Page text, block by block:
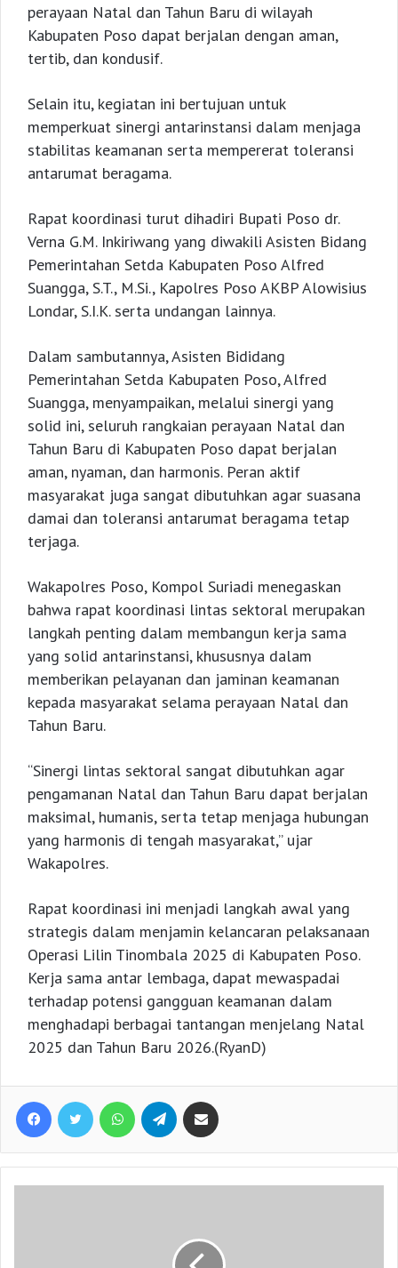
perayaan Natal dan Tahun Baru di wilayah
Kabupaten Poso dapat berjalan dengan aman,
tertib, dan kondusif.
Selain itu, kegiatan ini bertujuan untuk
memperkuat sinergi antarinstansi dalam menjaga
stabilitas keamanan serta mempererat toleransi
antarumat beragama.
Rapat koordinasi turut dihadiri Bupati Poso dr.
Verna G.M. Inkiriwang yang diwakili Asisten Bidang
Pemerintahan Setda Kabupaten Poso Alfred
Suangga, S.T., M.Si., Kapolres Poso AKBP Alowisius
Londar, S.I.K. serta undangan lainnya.
Dalam sambutannya, Asisten Bididang
Pemerintahan Setda Kabupaten Poso, Alfred
Suangga, menyampaikan, melalui sinergi yang
solid ini, seluruh rangkaian perayaan Natal dan
Tahun Baru di Kabupaten Poso dapat berjalan
aman, nyaman, dan harmonis. Peran aktif
masyarakat juga sangat dibutuhkan agar suasana
damai dan toleransi antarumat beragama tetap
terjaga.
Wakapolres Poso, Kompol Suriadi menegaskan
bahwa rapat koordinasi lintas sektoral merupakan
langkah penting dalam membangun kerja sama
yang solid antarinstansi, khususnya dalam
memberikan pelayanan dan jaminan keamanan
kepada masyarakat selama perayaan Natal dan
Tahun Baru.
“Sinergi lintas sektoral sangat dibutuhkan agar
pengamanan Natal dan Tahun Baru dapat berjalan
maksimal, humanis, serta tetap menjaga hubungan
yang harmonis di tengah masyarakat,” ujar
Wakapolres.
Rapat koordinasi ini menjadi langkah awal yang
strategis dalam menjamin kelancaran pelaksanaan
Operasi Lilin Tinombala 2025 di Kabupaten Poso.
Kerja sama antar lembaga, dapat mewaspadai
terhadap potensi gangguan keamanan dalam
menghadapi berbagai tantangan menjelang Natal
2025 dan Tahun Baru 2026.(RyanD)
Facebook Twitter WhatsApp Telegram